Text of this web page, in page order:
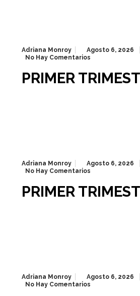
Adriana Monroy
Agosto 6, 2026
No Hay Comentarios
PRIMER
Adriana Monroy
Agosto 6, 2026
No Hay Comentarios
PRIMER
Adriana Monroy
Agosto 6, 2026
No Hay Comentarios